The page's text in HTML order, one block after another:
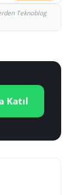
Teknoblog
Katıl